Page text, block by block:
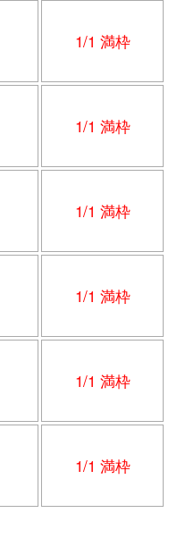
1/1 満枠
1/1 満枠
1/1 満枠
1/1 満枠
1/1 満枠
1/1 満枠